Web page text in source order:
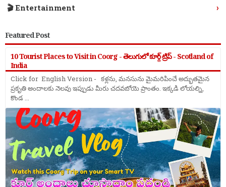
🎬 Entertainment ›
Featured Post
10 Tourist Places to Visit in Coorg - తెలుగులో కూర్గ్ ట్రిప్ - Scotland of
India
Click for English Version - కళ్లను, మనసును మైమరిపించే అద్భుతమైన
ప్రకృతి అందాలకు నెలవు ఇప్పుడు మీరు చదవబోయె ప్రాంతం. ఇక్కడి లోయల్ని,
కొండ ...